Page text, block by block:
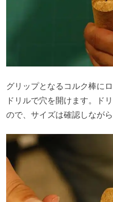
グリップとなるコルク棒に
ドリルで穴を開けます。ド
ので、サイズは確認しながら